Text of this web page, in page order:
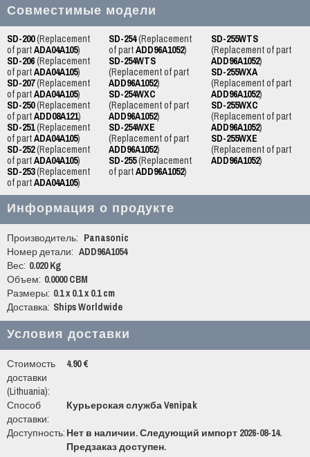
Совместимые модели
SD-200(Replacement
of partADA04A105)
SD-206(Replacement
of partADA04A105)
SD-207(Replacement
of partADA04A105)
SD-250(Replacement
of partADD08A121)
SD-251(Replacement
of partADA04A105)
SD-252(Replacement
of partADA04A105)
SD-253(Replacement
of partADA04A105)
SD-254(Replacement
of partADD96A1052)
SD-254WTS
(Replacement of part
ADD96A1052)
SD-254WXC
(Replacement of part
ADD96A1052)
SD-254WXE
(Replacement of part
ADD96A1052)
SD-255(Replacement
of partADD96A1052)
SD-255WTS
(Replacement of part
ADD96A1052)
SD-255WXA
(Replacement of part
ADD96A1052)
SD-255WXC
(Replacement of part
ADD96A1052)
SD-255WXE
(Replacement of part
ADD96A1052)
Информация о продукте
Производитель: Panasonic
Номер детали: ADD96A1054
Вес: 0.020 Kg
Объем: 0.0000 CBM
Размеры: 0.1 x 0.1 x 0.1 cm
Доставка: Ships Worldwide
Условия доставки
Стоимость
доставки
(Lithuania):
4.90 €
Способ
доставки:
Курьерская служба Venipak
Доступность: Нет в наличии. Следующий импорт 2026-08-14.
Предзаказ доступен.